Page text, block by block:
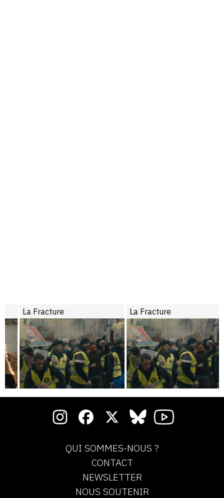
La Fracture La Fracture
QUI SOMMES-NOUS ?
CONTACT
NEWSLETTER
NOUS SOUTENIR